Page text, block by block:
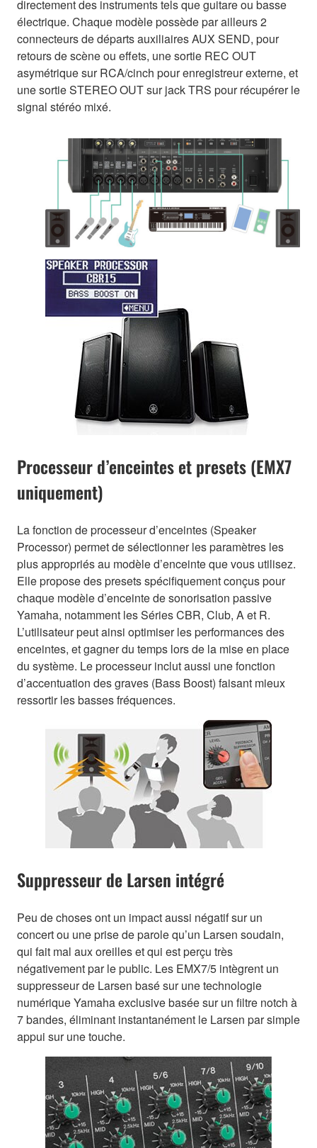
directement des instruments tels que guitare ou basse
électrique. Chaque modèle possède par ailleurs 2
connecteurs de départs auxiliaires AUX SEND, pour
retours de scène ou effets, une sortie REC OUT
asymétrique sur RCA/cinch pour enregistreur externe, et
une sortie STEREO OUT sur jack TRS pour récupérer le
signal stéréo mixé.
Processeur d’enceintes et presets (EMX7
uniquement)
La fonction de processeur d’enceintes (Speaker
Processor) permet de sélectionner les paramètres les
plus appropriés au modèle d’enceinte que vous utilisez.
Elle propose des presets spécifiquement conçus pour
chaque modèle d’enceinte de sonorisation passive
Yamaha, notamment les Séries CBR, Club, A et R.
L’utilisateur peut ainsi optimiser les performances des
enceintes, et gagner du temps lors de la mise en place
du système. Le processeur inclut aussi une fonction
d’accentuation des graves (Bass Boost) faisant mieux
ressortir les basses fréquences.
Suppresseur de Larsen intégré
Peu de choses ont un impact aussi négatif sur un
concert ou une prise de parole qu’un Larsen soudain,
qui fait mal aux oreilles et qui est perçu très
négativement par le public. Les EMX7/5 intègrent un
suppresseur de Larsen basé sur une technologie
numérique Yamaha exclusive basée sur un filtre notch à
7 bandes, éliminant instantanément le Larsen par simple
appui sur une touche.